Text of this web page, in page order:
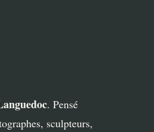
. Pensé
sculpteurs,